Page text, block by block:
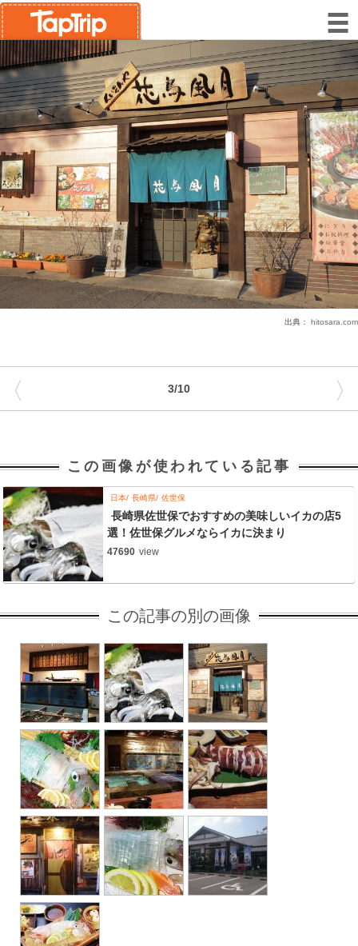
出典： hitosara.com
3/10
〈 〉
この画像が使われている記事
日本 長崎県 佐世保
長崎県佐世保でおすすめの美味しいイカの店5
選！佐世保グルメならイカに決まり
47690 view
この記事の別の画像